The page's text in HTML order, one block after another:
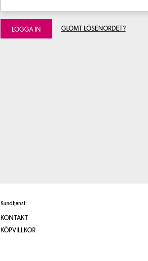
LOGGA IN GLÖMT LÖSENORDET?
Kundtjänst
KONTAKT
KÖPVILLKOR